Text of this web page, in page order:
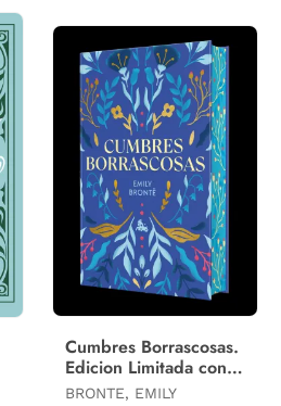
Cumbres Borrascosas.
Edicion Limitada con
Cantos Decorados
BRONTE, EMILY